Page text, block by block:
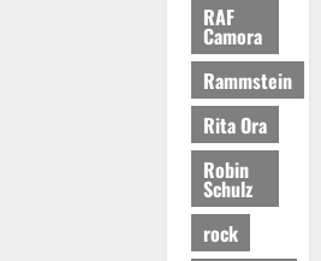
RAF
Camora
Rammstein
Rita Ora
Robin
Schulz
rock